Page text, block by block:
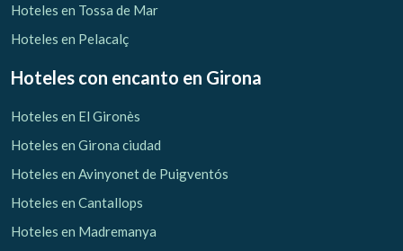
Hoteles en Tossa de Mar
Hoteles en Pelacalç
Hoteles con encanto en Girona
Hoteles en El Gironès
Hoteles en Girona ciudad
Hoteles en Avinyonet de Puigventós
Hoteles en Cantallops
Hoteles en Madremanya